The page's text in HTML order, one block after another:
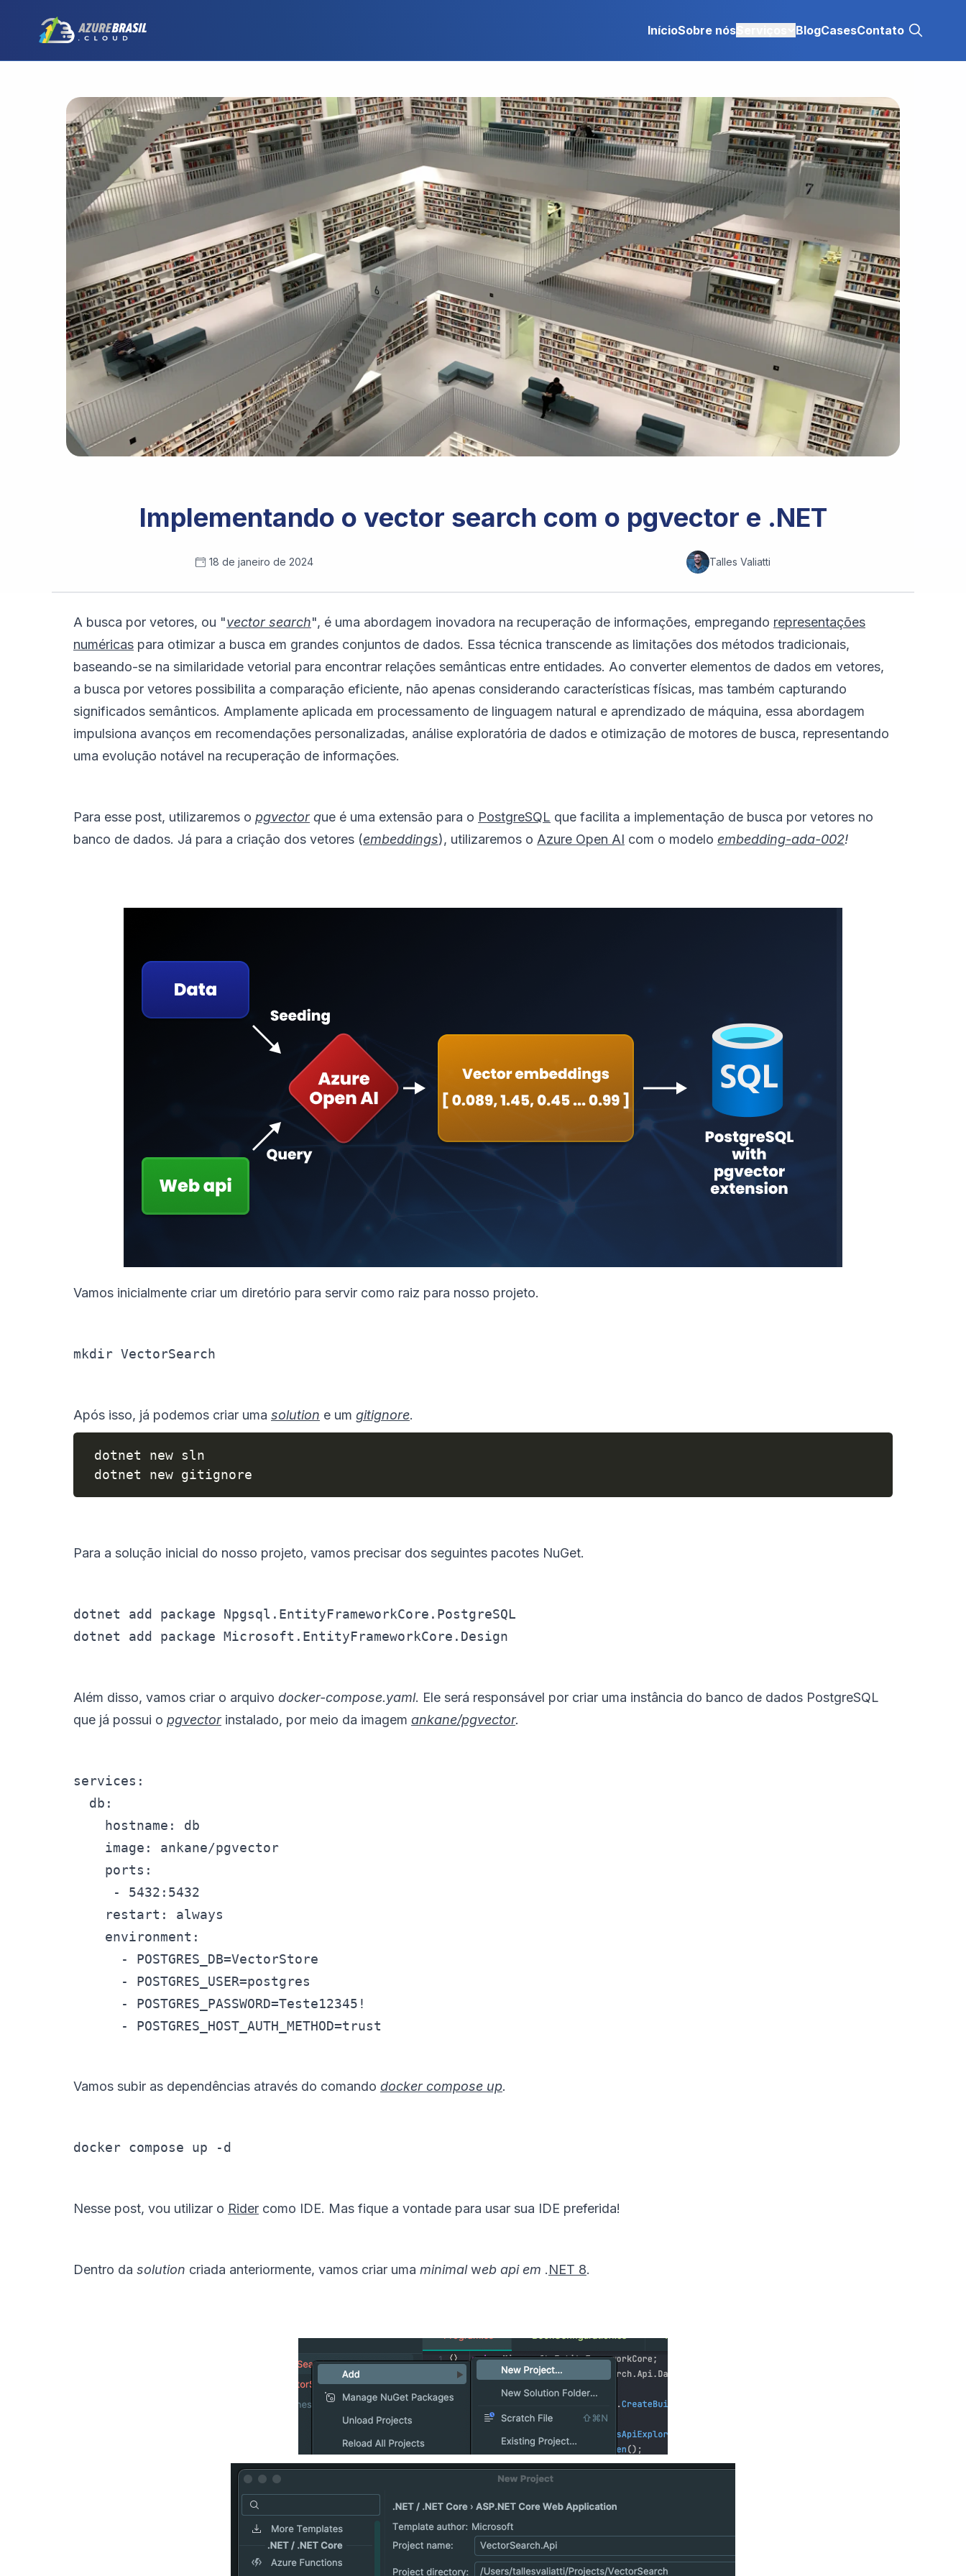
InícioSobre nósServiços BlogCasesContato
Implementando o vector search com o pgvector e .NET
18 de janeiro de 2024 Talles Valiatti
A busca por vetores, ou "vector search", é uma abordagem inovadora na recuperação de informações, empregando representações
numéricas para otimizar a busca em grandes conjuntos de dados. Essa técnica transcende as limitações dos métodos tradicionais,
baseando-se na similaridade vetorial para encontrar relações semânticas entre entidades. Ao converter elementos de dados em vetores,
a busca por vetores possibilita a comparação eficiente, não apenas considerando características físicas, mas também capturando
significados semânticos. Amplamente aplicada em processamento de linguagem natural e aprendizado de máquina, essa abordagem
impulsiona avanços em recomendações personalizadas, análise exploratória de dados e otimização de motores de busca, representando
uma evolução notável na recuperação de informações.
Para esse post, utilizaremos o pgvector que é uma extensão para o PostgreSQL que facilita a implementação de busca por vetores no
banco de dados. Já para a criação dos vetores (embeddings), utilizaremos o Azure Open AI com o modelo embedding-ada-002!
Vamos inicialmente criar um diretório para servir como raiz para nosso projeto.
mkdir VectorSearch
Após isso, já podemos criar uma solution e um gitignore.
dotnet new sln
dotnet new gitignore
Para a solução inicial do nosso projeto, vamos precisar dos seguintes pacotes NuGet.
dotnet add package Npgsql.EntityFrameworkCore.PostgreSQL
Além disso, vamos criar o arquivo docker-compose.yaml. Ele será responsável por criar uma instância do banco de dados PostgreSQL
que já possui o pgvector instalado, por meio da imagem ankane/pgvector.
services:
  db:
    hostname: db
    image: ankane/pgvector
    ports:
     - 5432:5432
    restart: always
    environment:
      - POSTGRES_DB=VectorStore
      - POSTGRES_USER=postgres
      - POSTGRES_PASSWORD=Teste12345!
      - POSTGRES_HOST_AUTH_METHOD=trust
Vamos subir as dependências através do comando docker compose up.
docker compose up -d
Nesse post, vou utilizar o Rider como IDE. Mas fique a vontade para usar sua IDE preferida!
Dentro da solution criada anteriormente, vamos criar uma minimalweb api em .NET 8.